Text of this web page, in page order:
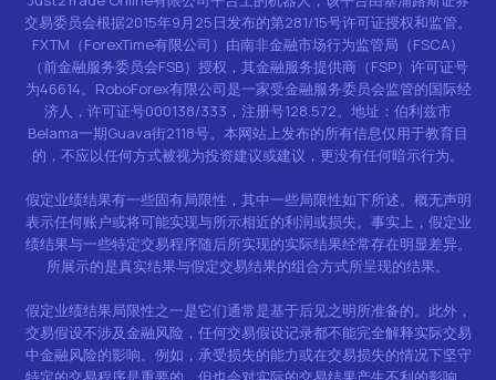
交易委员会根据2015年9月25日发布的第281/15号许可证授权和监管。
FXTM（ForexTime有限公司）由南非金融市场行为监管局（FSCA）
（前金融服务委员会FSB）授权，其金融服务提供商（FSP）许可证号
为46614。RoboForex有限公司是一家受金融服务委员会监管的国际经
济人，许可证号000138/333，注册号128.572。地址：伯利兹市
Belama一期Guava街2118号。本网站上发布的所有信息仅用于教育目
的，不应以任何方式被视为投资建议或建议，更没有任何暗示行为。
假定业绩结果有一些固有局限性，其中一些局限性如下所述。概无声明
表示任何账户或将可能实现与所示相近的利润或损失。事实上，假定业
绩结果与一些特定交易程序随后所实现的实际结果经常存在明显差异。
所展示的是真实结果与假定交易结果的组合方式所呈现的结果。
假定业绩结果局限性之一是它们通常是基于后见之明所准备的。此外，
交易假设不涉及金融风险，任何交易假设记录都不能完全解释实际交易
中金融风险的影响。例如，承受损失的能力或在交易损失的情况下坚守